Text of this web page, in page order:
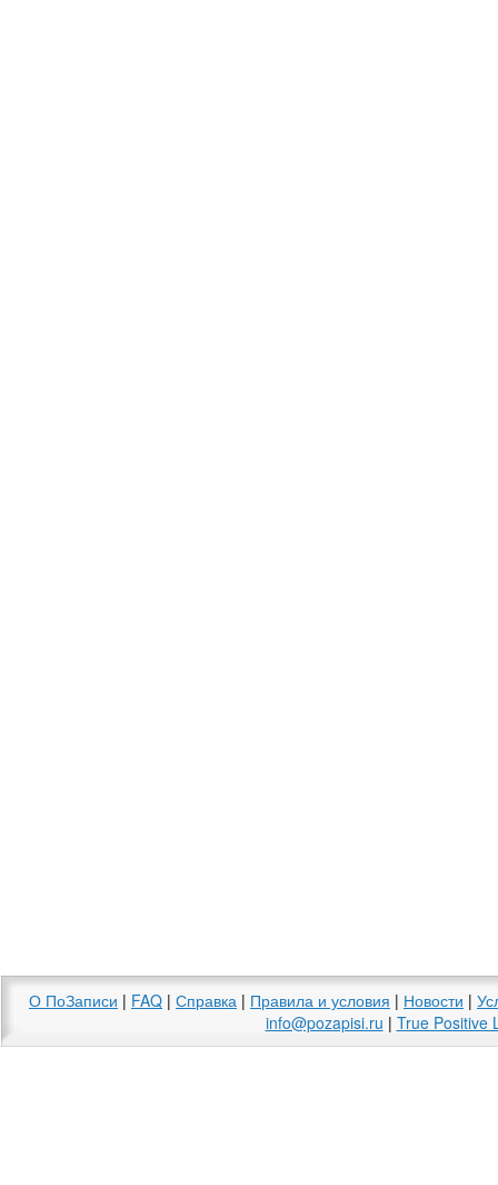
О ПоЗаписи | FAQ | Справка | Правила и условия | Новости |
info@pozapisi.ru | True Positive